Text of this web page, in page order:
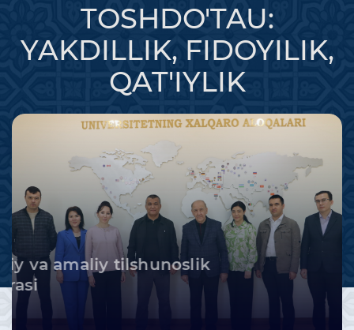
TOSHDO'TAU:
YAKDILLIK, FIDOYILIK,
QAT'IYLIK
Nazariy va amaliy tilshunoslik
kafedrasi